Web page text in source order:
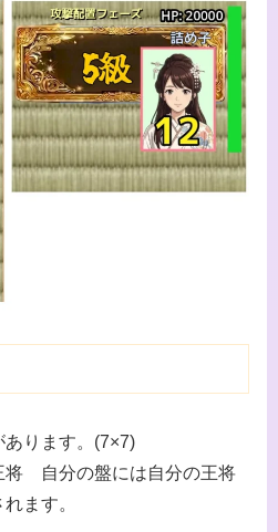
あります。(7×7)
将 自分の盤には自分の王将
ます。